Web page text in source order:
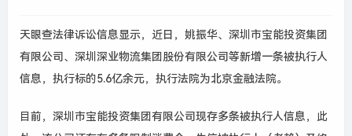
天眼查法律诉讼信息显示，近日，姚振华、深圳市宝能投资集团
有限公司、深圳深业物流集团股份有限公司等新增一条被执行人
信息，执行标的5.6亿余元，执行法院为北京金融法院。
目前，深圳市宝能投资集团有限公司现存多条被执行人信息， 此